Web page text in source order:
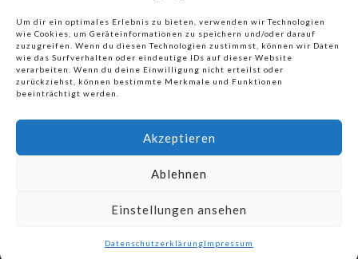
Um dir ein optimales Erlebnis zu bieten, verwenden wir Technologien
wie Cookies, um Geräteinformationen zu speichern und/oder darauf
zuzugreifen. Wenn du diesen Technologien zustimmst, können wir Daten
wie das Surfverhalten oder eindeutige IDs auf dieser Website
verarbeiten. Wenn du deine Einwilligung nicht erteilst oder
zurückziehst, können bestimmte Merkmale und Funktionen
beeinträchtigt werden.
Akzeptieren
Ablehnen
Einstellungen ansehen
DatenschutzerklärungImpressum
Check out our music label:
Score And More Music
© 2017 mx in - Alexander Hemmpel - Berlin